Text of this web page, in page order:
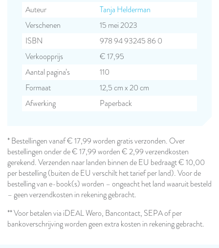
Auteur
Tanja Helderman
Verschenen
15 mei 2023
ISBN
978 94 93245 86 0
Verkoopprijs
€ 17,95
Aantal pagina’s
110
Formaat
12,5 cm x 20 cm
Afwerking
Paperback
* Bestellingen vanaf € 17,99 worden gratis verzonden. Over
bestellingen onder de € 17,99 worden € 2,99 verzendkosten
gerekend. Verzenden naar landen binnen de EU bedraagt € 10,00
per bestelling (buiten de EU verschilt het tarief per land). Voor de
bestelling van e-book(s) worden – ongeacht het land waaruit besteld
– geen verzendkosten in rekening gebracht.
** Voor betalen via iDEAL Wero, Bancontact, SEPA of per
bankoverschrijving worden geen extra kosten in rekening gebracht.